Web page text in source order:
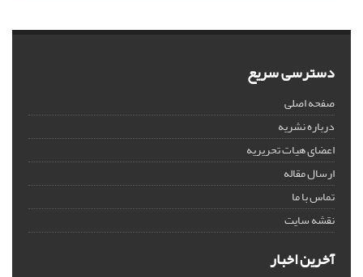
دسترسی سریع
صفحه اصلی
درباره نشریه
اعضای هیات تحریریه
ارسال مقاله
تماس با ما
نقشه سایت
آخرین اخبار